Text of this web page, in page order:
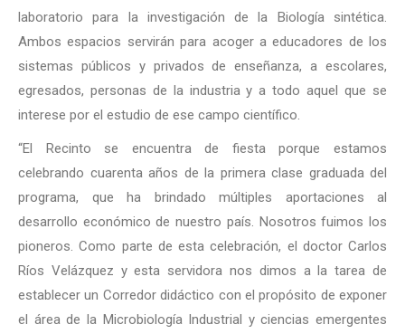
laboratorio para la investigación de la Biología sintética.
Ambos espacios servirán para acoger a educadores de los
sistemas públicos y privados de enseñanza, a escolares,
egresados, personas de la industria y a todo aquel que se
interese por el estudio de ese campo científico.
“El Recinto se encuentra de fiesta porque estamos
celebrando cuarenta años de la primera clase graduada del
programa, que ha brindado múltiples aportaciones al
desarrollo económico de nuestro país. Nosotros fuimos los
pioneros. Como parte de esta celebración, el doctor Carlos
Ríos Velázquez y esta servidora nos dimos a la tarea de
establecer un Corredor didáctico con el propósito de exponer
el área de la Microbiología Industrial y ciencias emergentes